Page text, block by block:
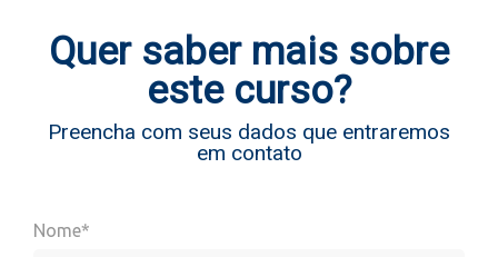
Quer saber mais sobre
este curso?
Preencha com seus dados que entraremos
em contato
Nome*